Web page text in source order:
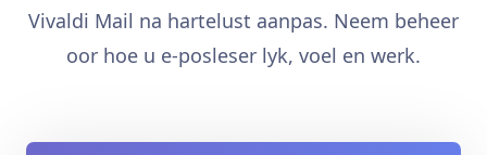
Vivaldi Mail na hartelust aanpas. Neem beheer
oor hoe u e-posleser lyk, voel en werk.